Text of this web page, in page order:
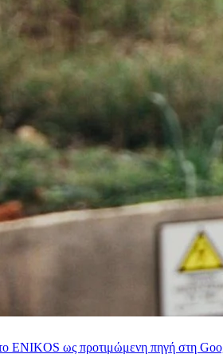
ENIKOS ως προτιμώμενη πηγή στη